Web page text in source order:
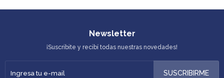
Newsletter
¡Suscribite y recibí todas nuestras novedades!
SUSCRIBIRME